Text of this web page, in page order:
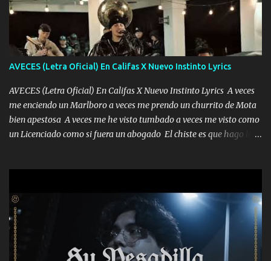
AVECES (Letra Oficial) En Califas X Nuevo Instinto Lyrics
AVECES (Letra Oficial) En Califas X Nuevo Instinto Lyrics A veces
me enciendo un Marlboro a veces me prendo un churrito de Mota
bien apestosa A veces me he visto tumbado a veces me visto como
un Licenciado como si fuera un abogado El chiste es que hago lo
corriente no quieren verte subir de level trucha mis plebes Música
A veces me pongo un sombrero a veces me ven la cachucha de lado
con la mirada siempre en alto A veces me fajó una super o a veces
me fajó una Glock siempre armado todas las generaciones yo
traigo El chiste es que hago lo que quiero pues así soy me mandó